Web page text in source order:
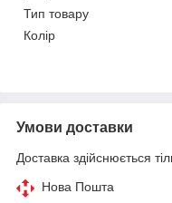
Тип товару
Колір
Умови доставки
Доставка здійснюється
Нова Пошта